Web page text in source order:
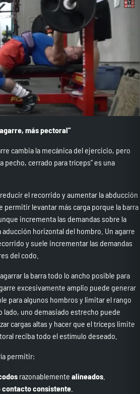
más pectoral”
cambia la mecánica del ejercicio, pero
pecho, cerrado para tríceps” es una
el recorrido y aumentar la abducción
permitir levantar más carga porque la barra
incrementa las demandas sobre la
horizontal del hombro. Un agarre
y suele incrementar las demandas
del codo.
la barra todo lo ancho posible para
excesivamente amplio puede generar
para algunos hombros y limitar el rango
uno demasiado estrecho puede
cargas altas y hacer que el tríceps limite
reciba todo el estímulo deseado.
permitir:
razonablemente alineados
contacto consistente